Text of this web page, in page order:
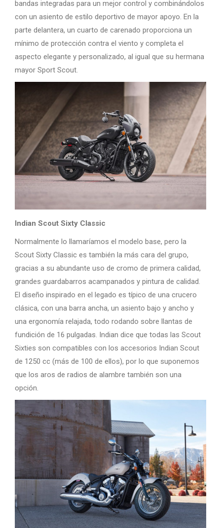
bandas integradas para un mejor control y combinándolos
con un asiento de estilo deportivo de mayor apoyo. En la
parte delantera, un cuarto de carenado proporciona un
mínimo de protección contra el viento y completa el
aspecto elegante y personalizado, al igual que su hermana
mayor Sport Scout.
Indian Scout Sixty Classic
Normalmente lo llamaríamos el modelo base, pero la
Scout Sixty Classic es también la más cara del grupo,
gracias a su abundante uso de cromo de primera calidad,
grandes guardabarros acampanados y pintura de calidad.
El diseño inspirado en el legado es típico de una crucero
clásica, con una barra ancha, un asiento bajo y ancho y
una ergonomía relajada, todo rodando sobre llantas de
fundición de 16 pulgadas. Indian dice que todas las Scout
Sixties son compatibles con los accesorios Indian Scout
de 1250 cc (más de 100 de ellos), por lo que suponemos
que los aros de radios de alambre también son una
opción.